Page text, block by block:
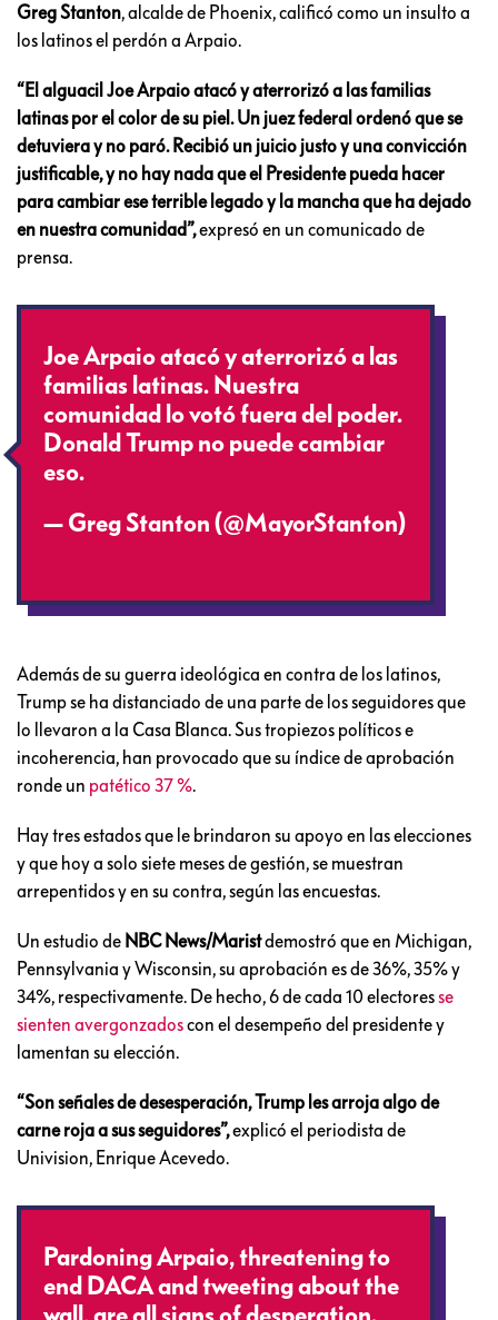
Greg Stanton, alcalde de Phoenix, calificó como un insulto a
los latinos el perdón a Arpaio.
“El alguacil Joe Arpaio atacó y aterrorizó a las familias
latinas por el color de su piel. Un juez federal ordenó que se
detuviera y no paró. Recibió un juicio justo y una convicción
justificable, y no hay nada que el Presidente pueda hacer
para cambiar ese terrible legado y la mancha que ha dejado
en nuestra comunidad”,expresó en un comunicado de
prensa.
Joe Arpaio atacó y aterrorizó a las
familias latinas. Nuestra
comunidad lo votó fuera del poder.
Donald Trump no puede cambiar
eso.
— Greg Stanton (@MayorStanton)
Además de su guerra ideológica en contra de los latinos,
Trump se ha distanciado de una parte de los seguidores que
lo llevaron a la Casa Blanca. Sus tropiezos políticos e
incoherencia, han provocado que su índice de aprobación
ronde un patético 37 %.
Hay tres estados que le brindaron su apoyo en las elecciones
y que hoy a solo siete meses de gestión, se muestran
arrepentidos y en su contra, según las encuestas.
Un estudio de NBC News/Maristdemostró que en Michigan,
Pennsylvania y Wisconsin, su aprobación es de 36%, 35% y
34%, respectivamente. De hecho, 6 de cada 10 electoresse
sienten avergonzadoscon el desempeño del presidente y
lamentan su elección.
“Son señales de desesperación, Trump les arroja algo de
carne roja a sus seguidores”,explicó el periodista de
Univision, Enrique Acevedo.
Pardoning Arpaio, threatening to
end DACA and tweeting about the